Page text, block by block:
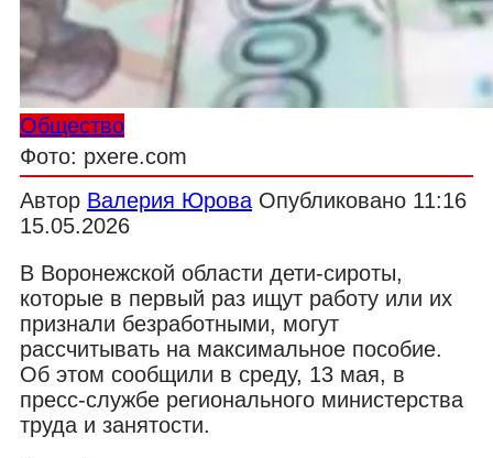
Общество
Фото: pxere.com
Автор Валерия Юрова Опубликовано 11:16
15.05.2026
В Воронежской области дети-сироты,
которые в первый раз ищут работу или их
признали безработными, могут
рассчитывать на максимальное пособие.
Об этом сообщили в среду, 13 мая, в
пресс-службе регионального министерства
труда и занятости.